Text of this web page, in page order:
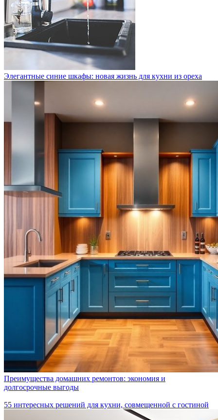
Элегантные синие шкафы: новая жизнь для кухни из ореха
Преимущества домашних ремонтов: экономия и
долгосрочные выгоды
55 интересных решений для кухни, совмещенной с гостиной